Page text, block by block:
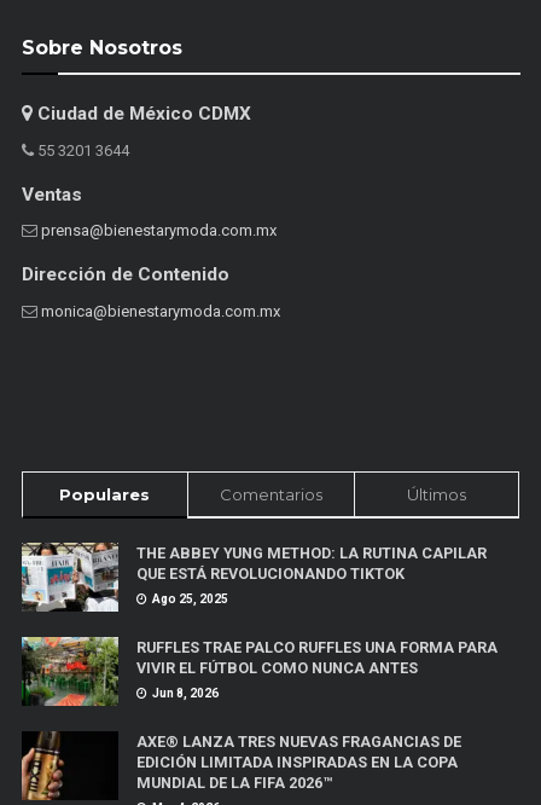
Sobre Nosotros
Ciudad de México CDMX
55 3201 3644
Ventas
prensa@bienestarymoda.com.mx
Dirección de Contenido
monica@bienestarymoda.com.mx
Populares Comentarios Últimos
THE ABBEY YUNG METHOD: LA RUTINA CAPILAR
QUE ESTÁ REVOLUCIONANDO TIKTOK
Ago 25, 2025
RUFFLES TRAE PALCO RUFFLES UNA FORMA PARA
VIVIR EL FÚTBOL COMO NUNCA ANTES
Jun 8, 2026
AXE® LANZA TRES NUEVAS FRAGANCIAS DE
EDICIÓN LIMITADA INSPIRADAS EN LA COPA
MUNDIAL DE LA FIFA 2026™